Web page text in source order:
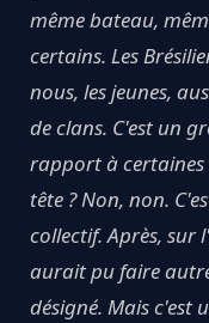
même bateau,
certains. Les
nous, les jeunes,
de clans. C'est un
rapport à certaines
tête ? Non, non.
collectif. Après, sur
aurait pu faire
désigné. Mais